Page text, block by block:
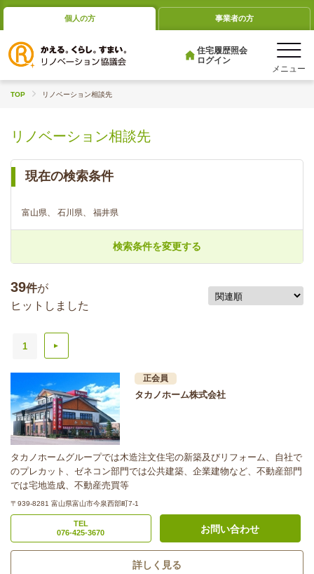
個人の方 事業者の方
住宅履歴照会
ログイン
TOP リノベーション相談先
リノベーション相談先
現在の検索条件
富山県、 石川県、 福井県
検索条件を変更する
39件が
ヒットしました
1 ▲
正会員
タカノホーム株式会社
タカノホームグループでは木造注文住宅の新築及びリフォーム、自社で
のプレカット、ゼネコン部門では公共建築、企業建物など、不動産部門
では宅地造成、不動産売買等
〒939-8281 富山県富山市今泉西部町7-1
TEL
076-425-3670
お問い合わせ
詳しく見る